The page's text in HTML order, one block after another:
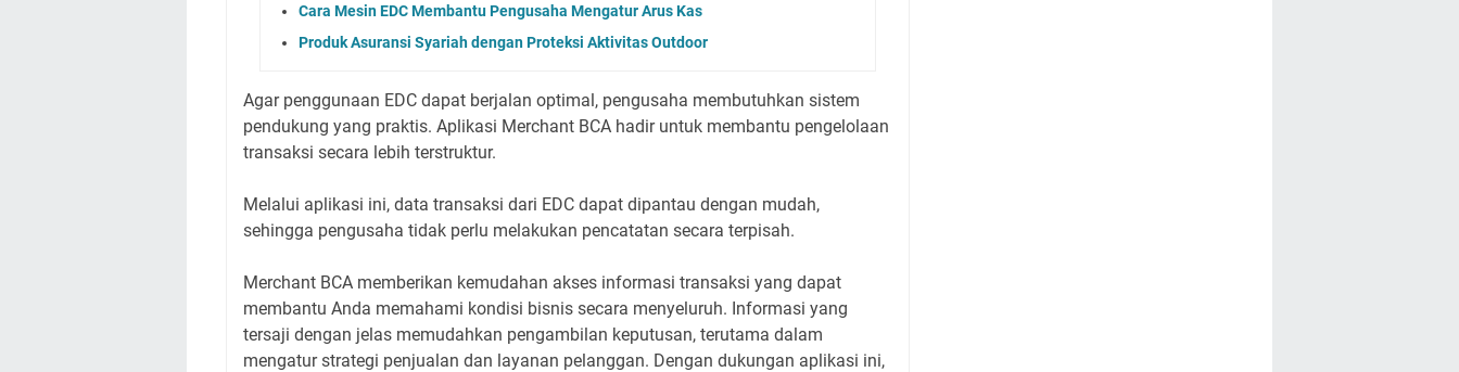
Cara Mesin EDC Membantu Pengusaha Mengatur Arus Kas
Produk Asuransi Syariah dengan Proteksi Aktivitas Outdoor
Agar penggunaan EDC dapat berjalan optimal, pengusaha membutuhkan sistem
pendukung yang praktis. Aplikasi Merchant BCA hadir untuk membantu pengelolaan
transaksi secara lebih terstruktur.
Melalui aplikasi ini, data transaksi dari EDC dapat dipantau dengan mudah,
sehingga pengusaha tidak perlu melakukan pencatatan secara terpisah.
Merchant BCA memberikan kemudahan akses informasi transaksi yang dapat
membantu Anda memahami kondisi bisnis secara menyeluruh. Informasi yang
tersaji dengan jelas memudahkan pengambilan keputusan, terutama dalam
mengatur strategi penjualan dan layanan pelanggan. Dengan dukungan aplikasi ini,